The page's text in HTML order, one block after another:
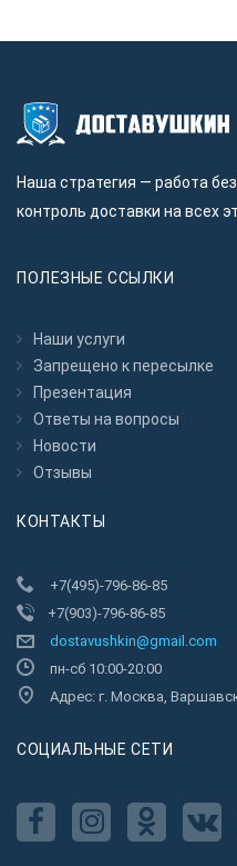
Наша стратегия — работа
контроль доставки на всех
ПОЛЕЗНЫЕ ССЫЛКИ
Наши услуги
Запрещено к пересылкe
Презентация
Ответы на вопросы
Новости
Отзывы
КОНТАКТЫ
+7(495)-796-86-85
+7(903)-796-86-85
dostavushkin@gmail.com
пн-сб 10:00-20:00
Адрес: г. Москва,
CОЦИАЛЬНЫЕ СЕТИ